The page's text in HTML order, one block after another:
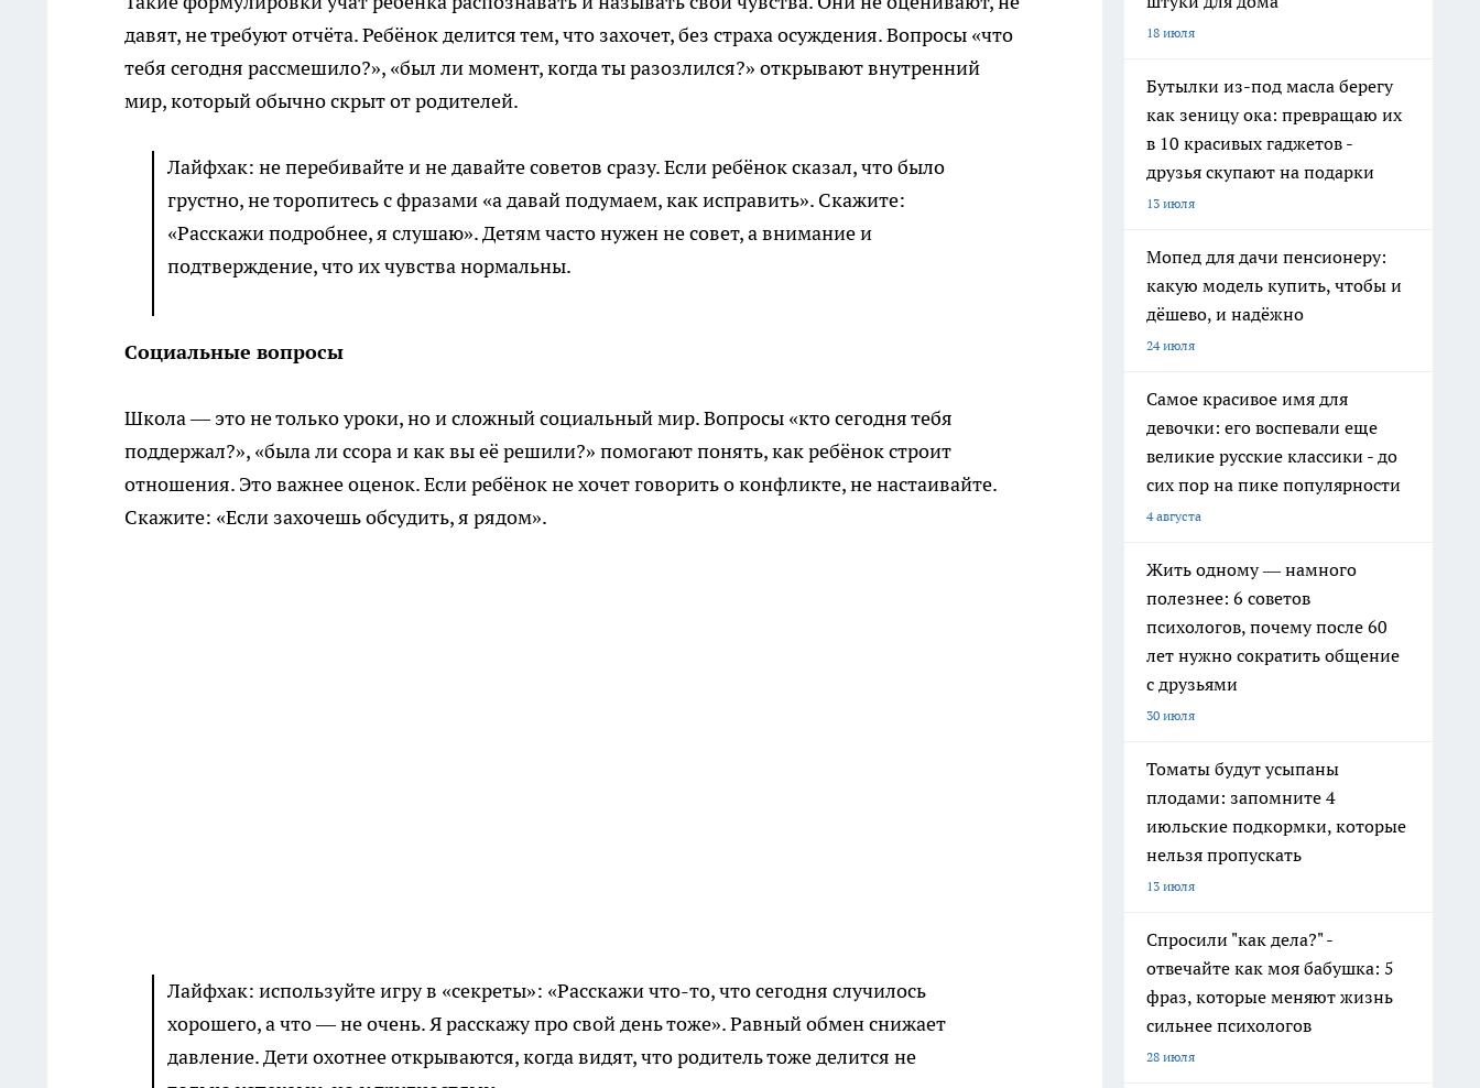
давят, не требуют отчёта. Ребёнок делится тем, что захочет, без страха осуждения. Вопросы «что
тебя сегодня рассмешило?», «был ли момент, когда ты разозлился?» открывают внутренний
мир, который обычно скрыт от родителей.
Лайфхак: не перебивайте и не давайте советов сразу. Если ребёнок сказал, что было
грустно, не торопитесь с фразами «а давай подумаем, как исправить». Скажите:
«Расскажи подробнее, я слушаю». Детям часто нужен не совет, а внимание и
подтверждение, что их чувства нормальны.
Социальные вопросы
Школа — это не только уроки, но и сложный социальный мир. Вопросы «кто сегодня тебя
поддержал?», «была ли ссора и как вы её решили?» помогают понять, как ребёнок строит
отношения. Это важнее оценок. Если ребёнок не хочет говорить о конфликте, не настаивайте.
Скажите: «Если захочешь обсудить, я рядом».
Лайфхак: используйте игру в «секреты»: «Расскажи что-то, что сегодня случилось
хорошего, а что — не очень. Я расскажу про свой день тоже». Равный обмен снижает
давление. Дети охотнее открываются, когда видят, что родитель тоже делится не
18 июля
Бутылки из-под масла берегу
как зеницу ока: превращаю их
в 10 красивых гаджетов -
друзья скупают на подарки
13 июля
Мопед для дачи пенсионеру:
какую модель купить, чтобы и
дёшево, и надёжно
24 июля
Самое красивое имя для
девочки: его воспевали еще
великие русские классики - до
сих пор на пике популярности
4 августа
Жить одному — намного
полезнее: 6 советов
психологов, почему после 60
лет нужно сократить общение
с друзьями
30 июля
Томаты будут усыпаны
плодами: запомните 4
июльские подкормки, которые
нельзя пропускать
13 июля
Спросили "как дела?" -
отвечайте как моя бабушка: 5
фраз, которые меняют жизнь
сильнее психологов
28 июля